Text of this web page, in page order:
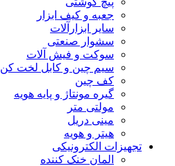
جعبه و کیف ابزار
سایر ابزارآلات
سشوار صنعتی
سوکت و فیش آلات
سیم چین و کابل لخت کن
کف چین
گیره مونتاژ و پایه هویه
مولتی متر
مینی دریل
هیتر و هویه
تجهیزات الکترونیکی
المان خنک کننده